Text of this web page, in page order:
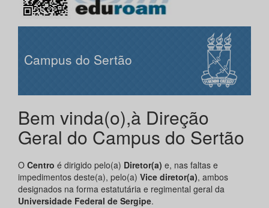
Campus do Sertão
Bem vinda(o),à Direção
Geral do Campus do Sertão
O Centro é dirigido pelo(a) Diretor(a) e, nas faltas e
impedimentos deste(a), pelo(a) Vice diretor(a), ambos
designados na forma estatutária e regimental geral da
Universidade Federal de Sergipe.